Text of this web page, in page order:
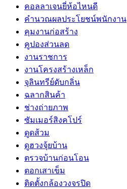
คอลลาเจนยี่ห้อไหนดี
คำนวณผลประโยชน์พนักงาน
คุมงานก่อสร้าง
คูปองส่วนลด
งานราชการ
งานโครงสร้างเหล็ก
จุลินทรีย์ดับกลิ่น
ฉลากสินค้า
ช่างถ่ายภาพ
ซัมเมอร์สิงคโปร์
ดูดส้วม
ดูฮวงจุ้ยบ้าน
ตรวจบ้านก่อนโอน
ตอกเสาเข็ม
ติดตั้งกล้องวงจรปิด